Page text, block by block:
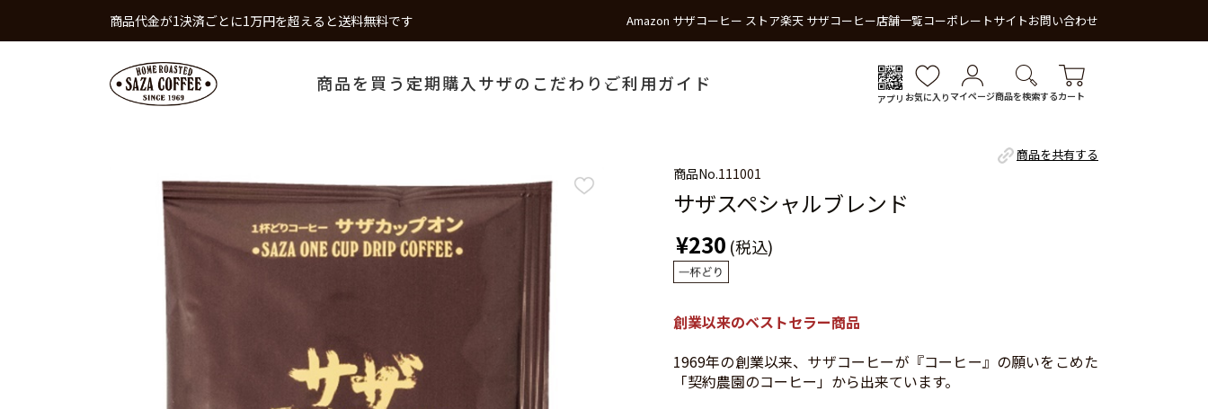
商品代金が1決済ごとに1万円を超えると送料無料です Amazon サザコーヒー ストア楽天 サザコーヒー店舗一覧コーポレートサイトお問い合わせ
商品を買う 定期購入 サザのこだわり ご利用ガイド
アプリ お気に入り マイページ商品を検索するカート
商品を共有する
商品No.111001
サザスペシャルブレンド
¥230 (税込)
創業以来のベストセラー商品
1969年の創業以来、サザコーヒーが『コーヒー』の願いをこめた
「契約農園のコーヒー」から出来ています。